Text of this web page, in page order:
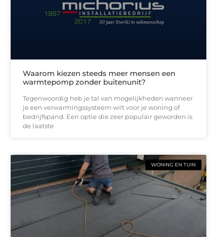
Waarom kiezen steeds meer mensen een
warmtepomp zonder buitenunit?
Tegenwoordig heb je tal van mogelijkheden wanneer
je een verwarmingssysteem wilt voor je woning of
bedrijfspand. Een optie die zeer populair geworden is
de laatste
WONING EN TUIN